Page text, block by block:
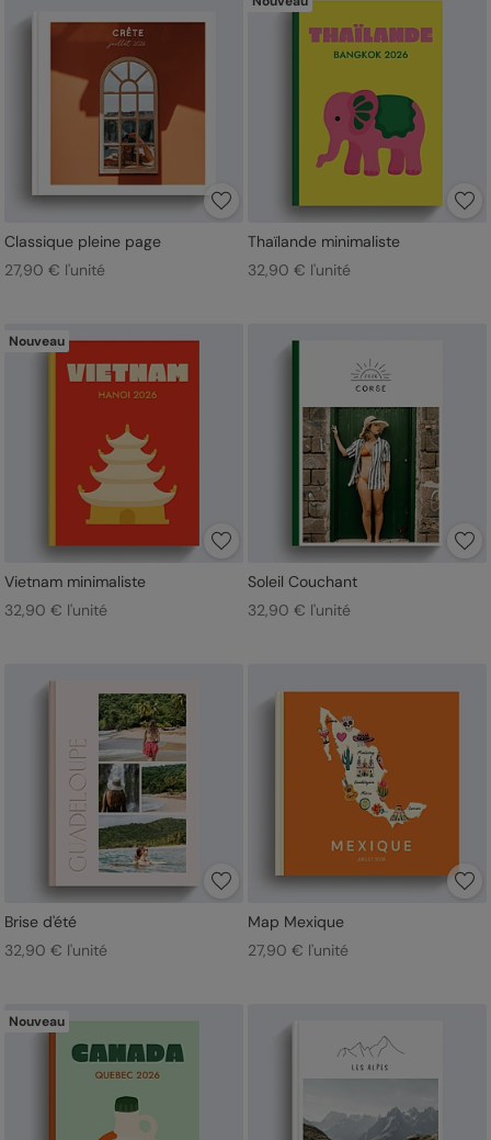
Classique pleine page
27,90 € l'unité
Thaïlande minimaliste
32,90 € l'unité
Nouveau
Vietnam minimaliste
32,90 € l'unité
Soleil Couchant
32,90 € l'unité
Brise d'été
32,90 € l'unité
Map Mexique
27,90 € l'unité
Nouveau